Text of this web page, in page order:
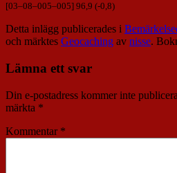
[03–08–005–005] 96,9 (-0,8)
Detta inlägg publicerades i
och märktes Geocaching av nisse.
Lämna ett svar
Din e-postadress kommer inte
märkta *
Kommentar *